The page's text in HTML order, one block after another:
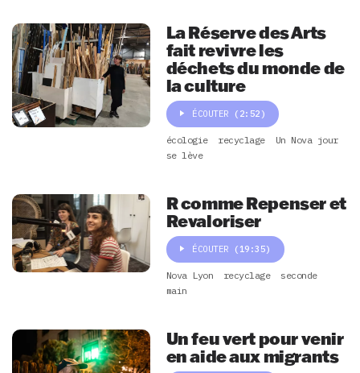
La Réserve des Arts
fait revivre les
déchets du monde de
la culture
ÉCOUTER (2:52)
écologie recyclage
Un Nova jour
se lève
R comme Repenser et
Revaloriser
ÉCOUTER (19:35)
Nova Lyon recyclage
seconde
main
Un feu vert pour venir
en aide aux migrants